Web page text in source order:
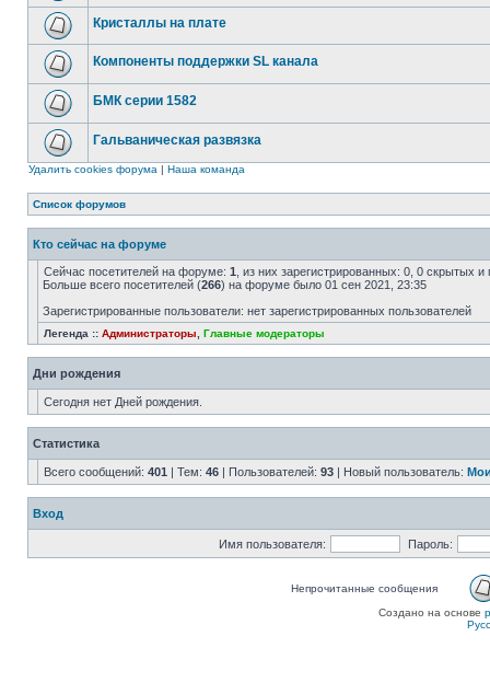
Кристаллы на плате
Компоненты поддержки SL канала
БМК серии 1582
Гальваническая развязка
Удалить cookies форума | Наша команда
Список форумов
Кто сейчас на форуме
Сейчас посетителей на форуме: 1 , из них зарегистрированных: 0, 0 скрытых
Больше всего посетителей (266) на форуме было 01 сен 2021, 23:35
Зарегистрированные пользователи: нет зарегистрированных пользователей
Легенда :: Администраторы Главные модераторы
Дни рождения
Сегодня нет Дней рождения.
Статистика
Всего сообщений: 401 | Тем: 46 | Пользователей: 93 | Новый пользователь:
Вход
Имя пользователя: Пароль:
Непрочитанные сообщения
Создано на основе